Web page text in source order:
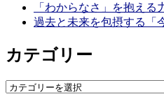
「わからなさ」を抱える
過去と未来を包摂する「
カテゴリー
カ